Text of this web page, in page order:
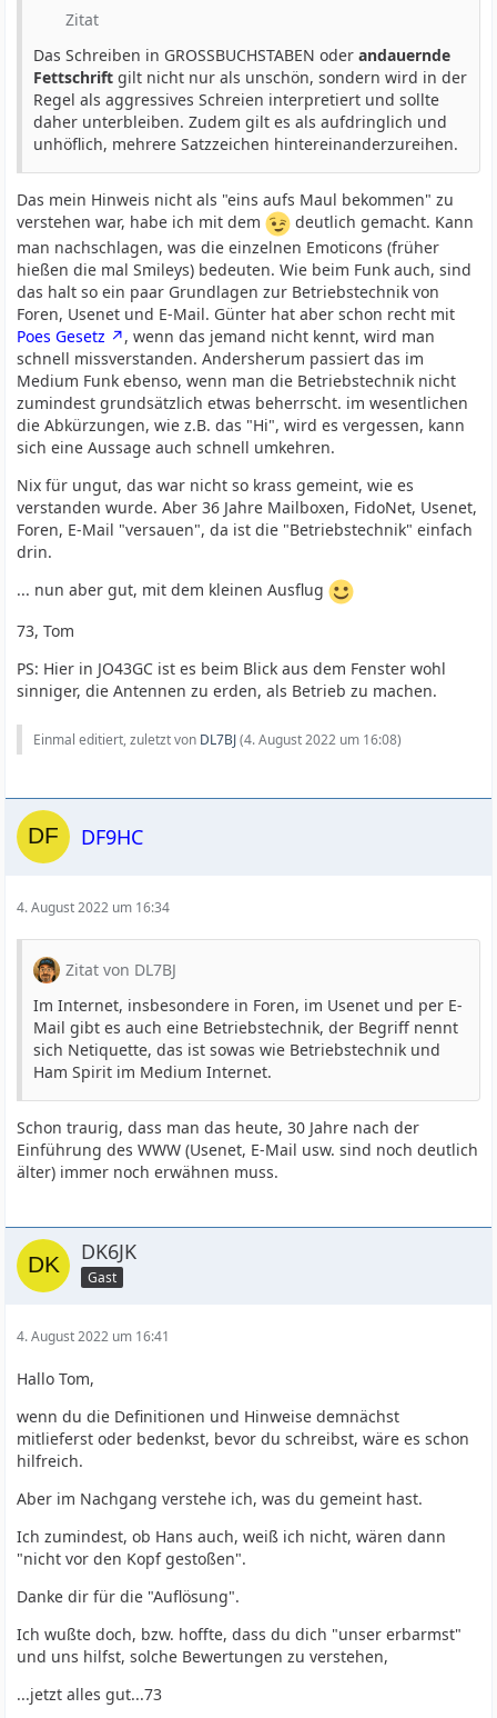
Zitat
Das Schreiben in GROSSBUCHSTABEN oderandauernde
Fettschrift gilt nicht nur als unschön, sondern wird in der
Regel als aggressives Schreien interpretiert und sollte
daher unterbleiben. Zudem gilt es als aufdringlich und
unhöflich, mehrere Satzzeichen hintereinanderzureihen.
Das mein Hinweis nicht als "eins aufs Maul bekommen" zu
verstehen war, habe ich mit dem
deutlich gemacht. Kann
man nachschlagen, was die einzelnen Emoticons (früher
hießen die mal Smileys) bedeuten. Wie beim Funk auch, sind
das halt so ein paar Grundlagen zur Betriebstechnik von
Foren, Usenet und E-Mail. Günter hat aber schon recht mit
Poes Gesetz
, wenn das jemand nicht kennt, wird man
schnell missverstanden. Andersherum passiert das im
Medium Funk ebenso, wenn man die Betriebstechnik nicht
zumindest grundsätzlich etwas beherrscht. im wesentlichen
die Abkürzungen, wie z.B. das "Hi", wird es vergessen, kann
sich eine Aussage auch schnell umkehren.
Nix für ungut, das war nicht so krass gemeint, wie es
verstanden wurde. Aber 36 Jahre Mailboxen, FidoNet, Usenet,
Foren, E-Mail "versauen", da ist die "Betriebstechnik" einfach
drin.
... nun aber gut, mit dem kleinen Ausflug
73, Tom
PS: Hier in JO43GC ist es beim Blick aus dem Fenster wohl
sinniger, die Antennen zu erden, als Betrieb zu machen.
Einmal editiert, zuletzt von DL7BJ(4. August 2022 um 16:08)
DF9HC
4. August 2022 um 16:34
Zitat von DL7BJ
Im Internet, insbesondere in Foren, im Usenet und per E-
Mail gibt es auch eine Betriebstechnik, der Begriff nennt
sich Netiquette, das ist sowas wie Betriebstechnik und
Ham Spirit im Medium Internet.
Schon traurig, dass man das heute, 30 Jahre nach der
Einführung des WWW (Usenet, E-Mail usw. sind noch deutlich
älter) immer noch erwähnen muss.
DK6JK
Gast
4. August 2022 um 16:41
Hallo Tom,
wenn du die Definitionen und Hinweise demnächst
mitlieferst oder bedenkst, bevor du schreibst, wäre es schon
hilfreich.
Aber im Nachgang verstehe ich, was du gemeint hast.
Ich zumindest, ob Hans auch, weiß ich nicht, wären dann
"nicht vor den Kopf gestoßen".
Danke dir für die "Auflösung".
Ich wußte doch, bzw. hoffte, dass du dich "unser erbarmst"
und uns hilfst, solche Bewertungen zu verstehen,
...jetzt alles gut...73